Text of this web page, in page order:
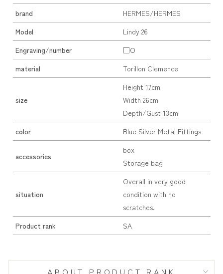
brand
HERMES/HERMES
Model
Lindy 26
Engraving/number
□O
material
Torillon Clemence
size
Height 17cm
Width 26cm
Depth/Gust 13cm
color
Blue Silver Metal Fittings
accessories
box
Storage bag
situation
Overall in very good
condition with no
scratches.
Product rank
SA
ABOUT PRODUCT RANK